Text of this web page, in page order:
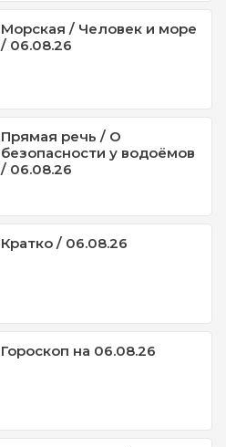
Морская / Человек и море
/ 06.08.26
Прямая речь / О
безопасности у водоёмов
/ 06.08.26
Кратко / 06.08.26
Гороскоп на 06.08.26